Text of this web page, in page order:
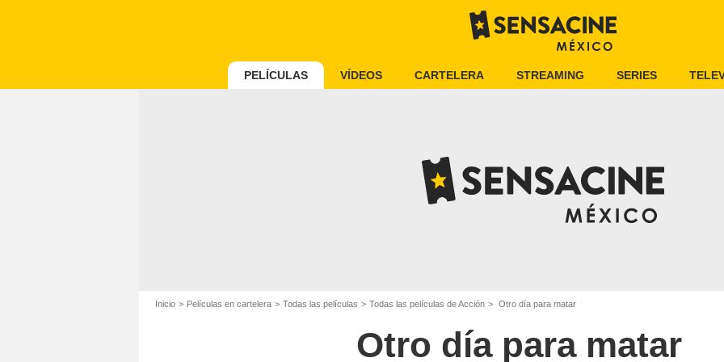
PELÍCULAS VÍDEOS CARTELERA STREAMING SERIES
Inicio Películas en cartelera Todas las películas Todas las películas de Acción Otro día para matar
Otro día para matar